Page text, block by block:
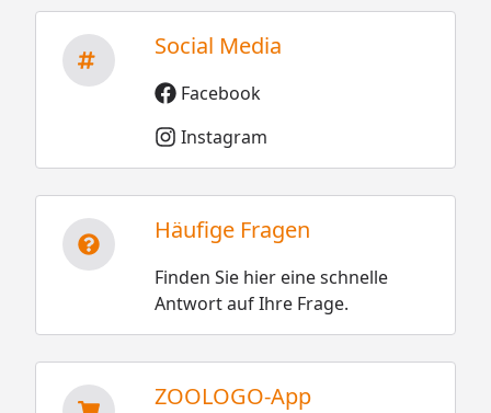
Social Media
Facebook
Instagram
Häufige Fragen
Finden Sie hier eine schnelle
Antwort auf Ihre Frage.
ZOOLOGO-App